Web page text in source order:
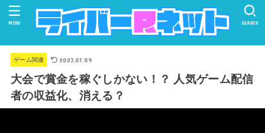
SEARCH
MENU
ゲーム関連 2023.07.09
大会で賞金を稼ぐしかない！？ 人気ゲーム配信
者の収益化、消える？